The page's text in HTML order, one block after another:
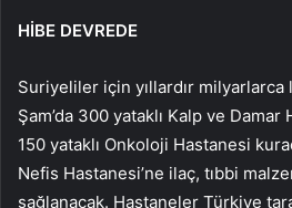
HİBE DEVREDE
Suriyeliler için yıllardır
Şam’da 300 yataklı Kalp ve Damar
150 yataklı Onkoloji Hastanesi
Nefis Hastanesi’ne ilaç, tıbbi
sağlanacak. Hastaneler Türkiye